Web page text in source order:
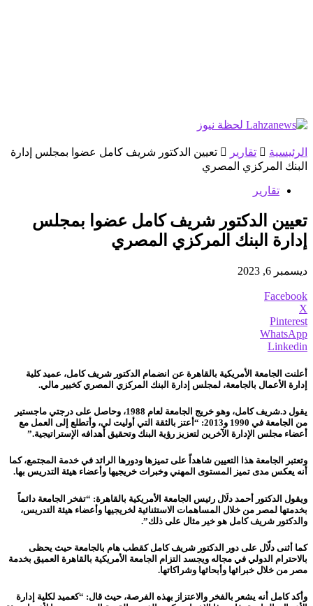
الرئيسية تقارير
تعيين الدكتور شريف كامل عضوا بمجلس إدارة
البنك المركزي المصري
تقارير
تعيين الدكتور شريف كامل عضوا بمجلس
إدارة البنك المركزي المصري
ديسمبر 6, 2023
Facebook
X
Pinterest
WhatsApp
Linkedin
أعلنت الجامعة الأمريكية بالقاهرة عن انضمام الدكتور شريف كامل، عميد كلية
إدارة الأعمال بالجامعة، لمجلس إدارة البنك المركزي المصري كخبير مالي.
يقول د.شريف كامل، وهو خريج الجامعة لعام 1988، وحاصل على درجتي ماجستير
من الجامعة في 1990 و2013: “أعتز بالثقة التي أوليت لي، وأتطلع إلى العمل مع
أعضاء مجلس الإدارة الآخرين لتعزيز رؤية البنك وتحقيق أهدافه الإستراتيجية.”
وتعتبر الجامعة هذا التعيين شاهداً على تميزها ودورها الرائد في خدمة المجتمع، كما
أنه يعكس مدى تميز المستوى المهني وخبرات خريجيها وأعضاء هيئة التدريس بها.
ويقول الدكتور أحمد دلَال رئيس الجامعة الأمريكية بالقاهرة: “تفخر الجامعة دائماً
بخدمتها لمصر من خلال المساهمات الاستثنائية لخريجيها وأعضاء هيئة التدريس،
والدكتور شريف كامل هو خير مثال على ذلك”.
كما أثنى دلّال على دور الدكتور شريف كامل كقطب هام بالجامعة حيث يحظى
بالاحترام الدولي في مجاله ويجسد التزام الجامعة الأمريكية بالقاهرة العميق بخدمة
مصر من خلال خبرائها وأبحاثها وشراكاتها.
وأكد كامل أنه يشعر بالفخر والاعتزاز بهذه الفرصة، حيث قال: “كعميد لكلية إدارة